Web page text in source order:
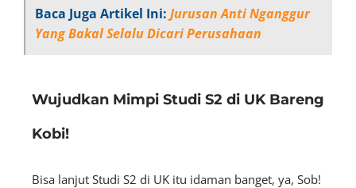
Baca Juga Artikel Ini: Jurusan Anti Nganggur
Yang Bakal Selalu Dicari Perusahaan
Wujudkan Mimpi Studi S2 di UK Bareng
Kobi!
Bisa lanjut Studi S2 di UK itu idaman banget, ya, Sob!